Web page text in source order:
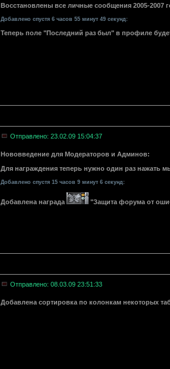
Восстановлены все личные сообщения 2005-2007
Добавлено спустя 6 часов 55 минут 49 секунд:
Теперь поле "Последний раз был" в профиле
Отправлено: 23.02.09 15:04:37
Нововведение для Модераторов и Админов:
Для награждения теперь нужно один раз нажать
Добавлено спустя 15 часов 9 минут 6 секунд:
Добавлена награда "Защита форума от
Отправлено: 08.03.09 23:51:33
Добавлена сортировка по колонкам некоторых